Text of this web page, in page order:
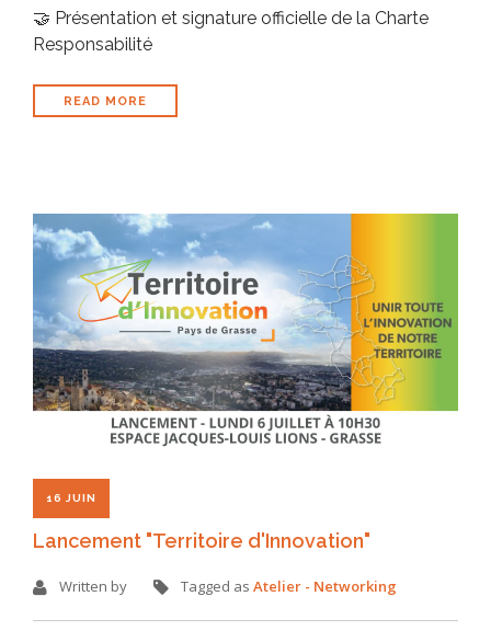
🤝 Présentation et signature officielle de la Charte
Responsabilité
READ MORE
16 JUIN
Lancement "Territoire d'Innovation"
Written by Tagged as Atelier - Networking